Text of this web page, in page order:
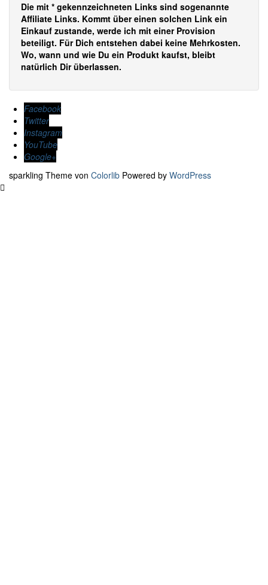
Die mit * gekennzeichneten Links sind sogenannte
Affiliate Links. Kommt über einen solchen Link ein
Einkauf zustande, werde ich mit einer Provision
beteiligt. Für Dich entstehen dabei keine Mehrkosten.
Wo, wann und wie Du ein Produkt kaufst, bleibt
natürlich Dir überlassen.
Facebook
Twitter
Instagram
YouTube
Google+
sparkling Theme von Colorlib Powered by WordPress